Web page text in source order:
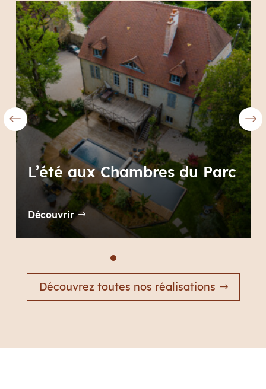
du Parc L’été
Découvrir
Découvrez toutes nos réalisations